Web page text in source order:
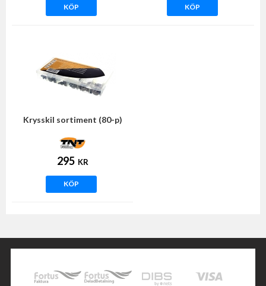
KÖP KÖP
Krysskil sortiment (80-p)
295 KR
KÖP